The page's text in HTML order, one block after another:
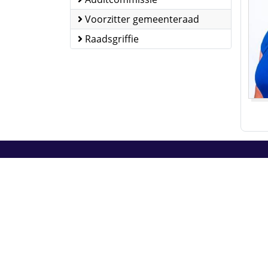
Voorzitter gemeenteraad
Raadsgriffie